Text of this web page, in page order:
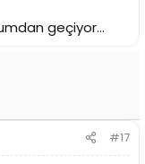
geçiyor...
#17